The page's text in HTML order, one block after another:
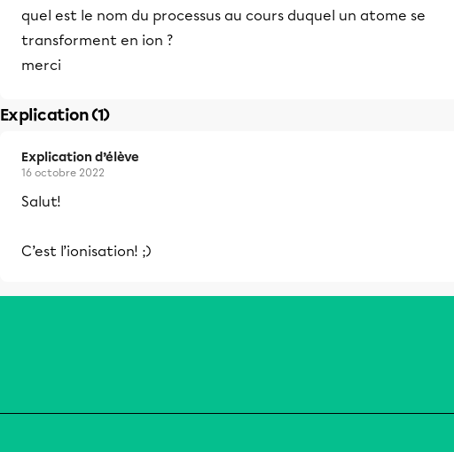
quel est le nom du processus au cours duquel un atome se
transforment en ion ?
merci
Explication (1)
Explication d’élève
16 octobre 2022
Salut!
C’est l’ionisation! ;)